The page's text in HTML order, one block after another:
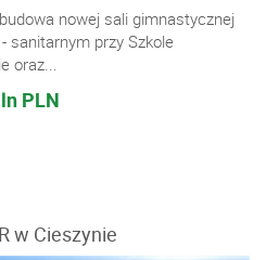
nowej sali gimnastycznej
sanitarnym przy Szkole
oraz...
PLN
w Cieszynie